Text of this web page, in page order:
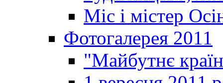
Міс і містер
Фотогалерея 2011
"Майбутнє